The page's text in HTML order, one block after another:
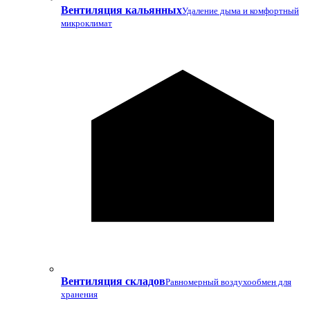
Вентиляция кальянныхУдаление дыма и комфортный
микроклимат
Вентиляция складовРавномерный воздухообмен для
хранения